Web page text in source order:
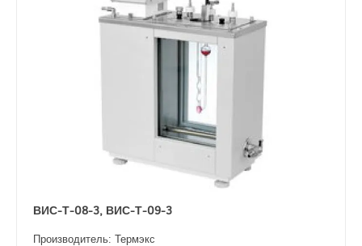
ВИС-Т-08-3, ВИС-Т-09-3
Производитель: Термэкс